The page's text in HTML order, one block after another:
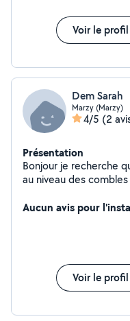
Voir le profil
Dem Sarah
Marzy (Marzy)
4/5 (2
Présentation
Bonjour je recherche
au niveau des
Aucun avis pour
Voir le profil